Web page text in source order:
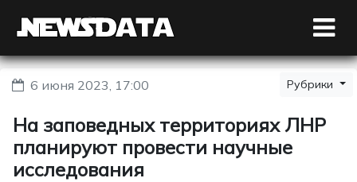
6 июня 2023, 17:00 Рубрики
На заповедных территориях ЛНР
планируют провести научные
исследования